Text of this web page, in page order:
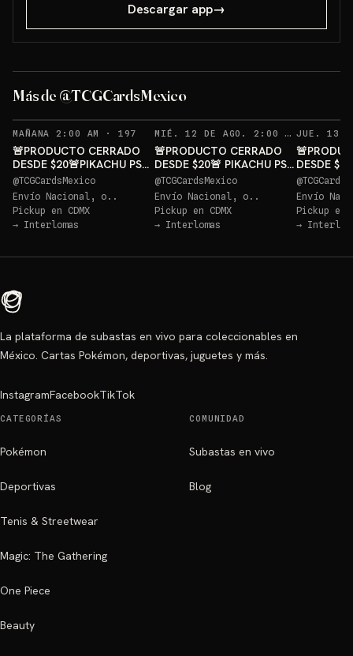
Descargar app→
Más de @TCGCardsMexico
MAÑANA 2:00 AM · 197 RECORDATORIOS
🚨PRODUCTO CERRADO
DESDE $20🚨PIKACHU PSA
10 GRATIS
@TCGCardsMexico
Envío Nacional, o..
Pickup en CDMX
→ Interlomas
MIÉ. 12 DE AGO. 2:00 AM · 188
🚨PRODUCTO CERRADO
DESDE $20🚨 PIKACHU PSA
10 GRATIS
@TCGCardsMexico
Envío Nacional, o..
Pickup en CDMX
→ Interlomas
DESDE
10 GRATIS
@
Envío
Pickup en
→
La plataforma de subastas en vivo para coleccionables en
México. Cartas Pokémon, deportivas, juguetes y más.
InstagramFacebookTikTok
CATEGORÍAS
Pokémon
Deportivas
Tenis & Streetwear
Magic: The Gathering
One Piece
Beauty
COMUNIDAD
Subastas en vivo
Blog